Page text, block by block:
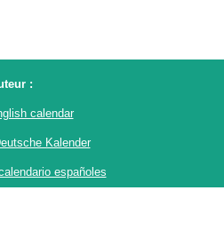
:
calendar
Kalender
españoles